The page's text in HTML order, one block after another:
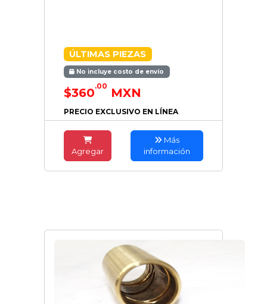
ÚLTIMAS PIEZAS
No incluye costo de envío
$360.00 MXN
PRECIO EXCLUSIVO EN LÍNEA
Agregar
Más
información